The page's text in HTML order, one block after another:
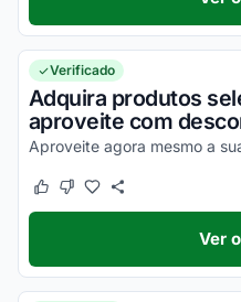
Verificado
Adquira produtos
aproveite com
Este cupom funcionou
Este cupom não funcionou
Ver